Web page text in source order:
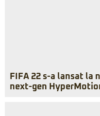
FIFA 22 s-a lansat la
next-gen